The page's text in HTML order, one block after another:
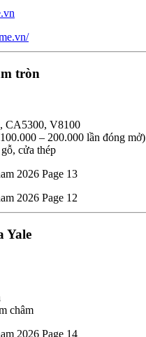
tròn
CA5300, V8100
– 200.000 lần đóng mở)
cửa thép
Yale
châm